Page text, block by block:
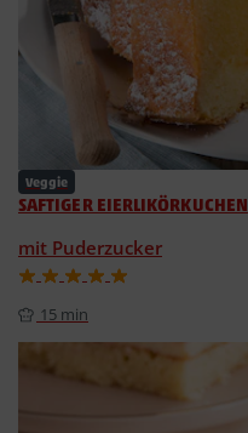
Veggie
SAFTIGER EIERLIKÖRKUCHEN
mit Puderzucker
15 min